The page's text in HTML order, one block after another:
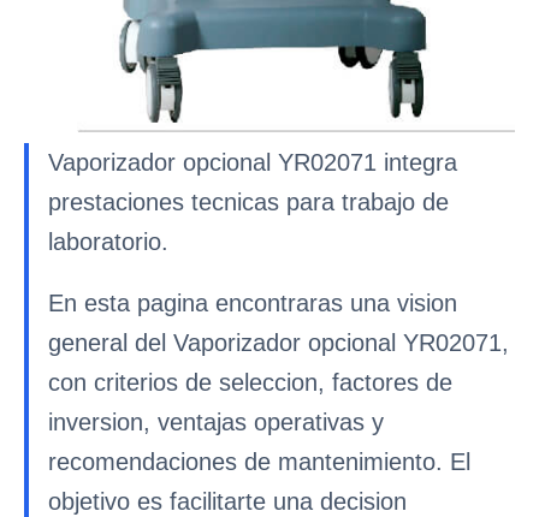
Vaporizador opcional YR02071 integra
prestaciones tecnicas para trabajo de
laboratorio.
En esta pagina encontraras una vision
general del Vaporizador opcional YR02071,
con criterios de seleccion, factores de
inversion, ventajas operativas y
recomendaciones de mantenimiento. El
objetivo es facilitarte una decision